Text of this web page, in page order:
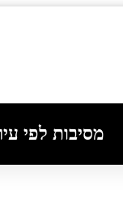
מסיבות לפי